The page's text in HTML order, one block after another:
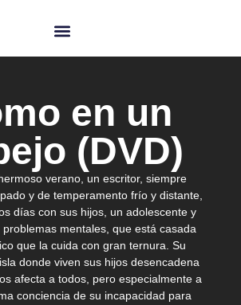
en un
(DVD)
verano, un escritor, siempre
y de temperamento frío y distante,
días con sus hijos, un adolescente y
problemas mentales, que está casada
que la cuida con gran ternura. Su
donde viven sus hijos desencadena
afecta a todos, pero especialmente a
conciencia de su incapacidad para